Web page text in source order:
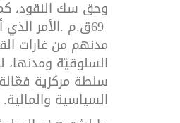
وحق سك النقود،
69ق.م .الأمر الذي
مدنهم من غارات
السلوقيّة ومدنها،
سلطة مركزية فعّالة
السياسية والمالية.